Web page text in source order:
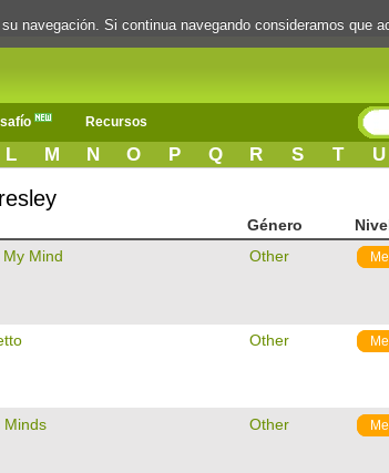
Recursos
L M N O P Q R S T U
Género
Mind Other
Other
Minds Other
navegación. Si continua navegando consideramos que